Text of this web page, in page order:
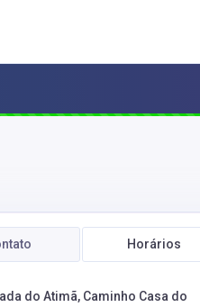
Horários
do Atimã, Caminho Casa do